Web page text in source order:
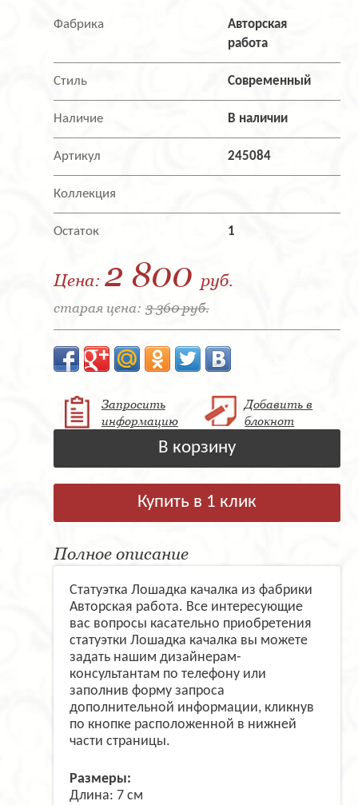
Фабрика
Авторская
работа
Стиль Современный
Наличие В наличии
Артикул 245084
Коллекция
Остаток 1
Цена: 2 800 руб.
старая цена: 3 360 руб.
Запросить
информацию
Добавить в
блокнот
В корзину
Купить в 1 клик
Полное описание
Статуэтка Лошадка качалка из фабрики
Авторская работа. Все интересующие
вас вопросы касательно приобретения
статуэтки Лошадка качалка вы можете
задать нашим дизайнерам-
консультантам по телефону или
заполнив форму запроса
дополнительной информации, кликнув
по кнопке расположенной в нижней
части страницы.
Размеры:
Длина: 7 см